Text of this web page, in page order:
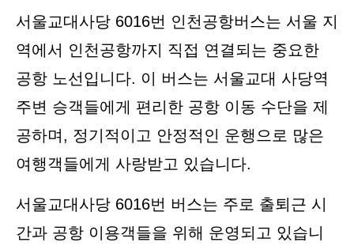
서울교대사당 6016번 인천공항버스는 서울 지
역에서 인천공항까지 직접 연결되는 중요한
공항 노선입니다. 이 버스는 서울교대 사당역
주변 승객들에게 편리한 공항 이동 수단을 제
공하며, 정기적이고 안정적인 운행으로 많은
여행객들에게 사랑받고 있습니다.
서울교대사당 6016번 버스는 주로 출퇴근 시
간과 공항 이용객들을 위해 운영되고 있습니